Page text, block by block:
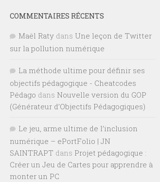
COMMENTAIRES RÉCENTS
Maël Raty dans Une leçon de Twitter
sur la pollution numérique
La méthode ultime pour définir ses
objectifs pédagogique - Cheatcodes
Pédago dans Nouvelle version du GOP
(Générateur d’Objectifs Pédagogiques)
Le jeu, arme ultime de l’inclusion
numérique – ePortFolio | JN
SAINTRAPT dans Projet pédagogique :
Créer un Jeu de Cartes pour apprendre à
monter un PC